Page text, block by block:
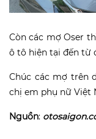
Còn các mợ Oser
ô tô hiện tại đến từ
Chúc các mợ trên
chị em phụ nữ Việt
Nguồn: